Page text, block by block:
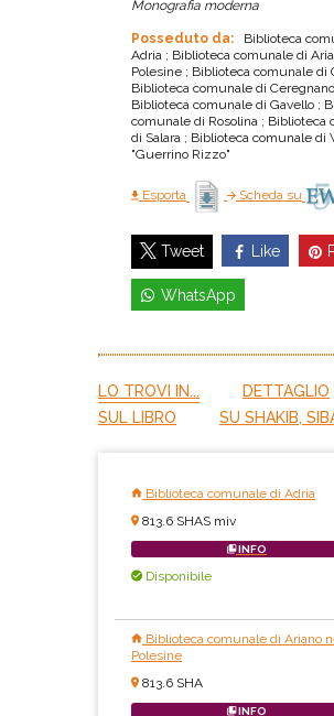
Monografia moderna
Posseduto da:
Biblioteca
Adria ; Biblioteca comunale di
Polesine ; Biblioteca comunale di
Biblioteca comunale di
Biblioteca comunale di Gavello ;
comunale di Rosolina ; Biblioteca
di Salara ; Biblioteca comunale di
"Guerrino Rizzo"
Esporta Scheda su
Tweet Like
WhatsApp
LO TROVI IN...
DETTAGLIO
SUL LIBRO
SU SHAKIB,
Biblioteca comunale di Adria
813.6 SHAS miv
INFO
Disponibile
Biblioteca comunale di Ariano
Polesine
813.6 SHA
INFO